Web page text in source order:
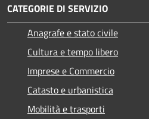
CATEGORIE DI SERVIZIO
Anagrafe e stato civile
Cultura e tempo libero
Imprese e Commercio
Catasto e urbanistica
Mobilità e trasporti